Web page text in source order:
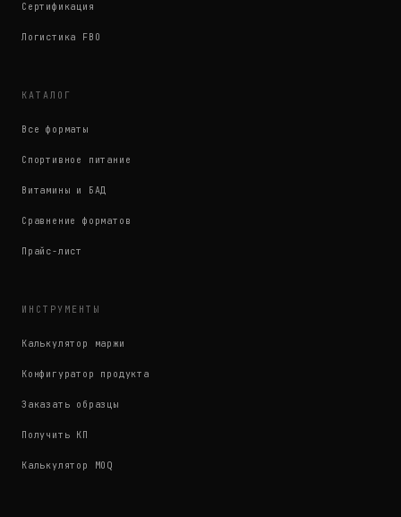
Сертификация
Логистика FBO
КАТАЛОГ
Все форматы
Спортивное питание
Витамины и БАД
Сравнение форматов
Прайс-лист
ИНСТРУМЕНТЫ
Калькулятор маржи
Конфигуратор продукта
Заказать образцы
Получить КП
Калькулятор MOQ